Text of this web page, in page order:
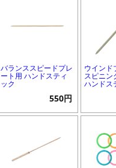
バランススピードプレ
ート用 ハンドスティ
ック
550円
ウインド
スピニン
ハンドス